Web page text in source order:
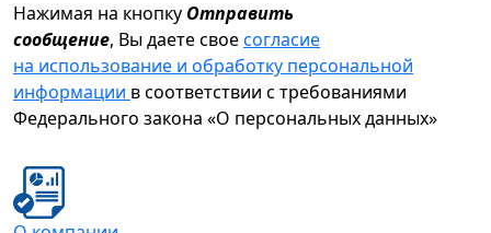
Нажимая на кнопку Отправить
сообщение, Вы даете своесогласие
на использование и обработку персональной
информации в соответствии с требованиями
Федерального закона «О персональных данных»